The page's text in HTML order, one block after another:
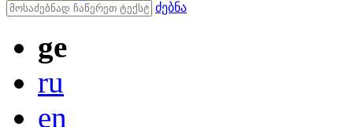
ძებნა
ge
ru
en